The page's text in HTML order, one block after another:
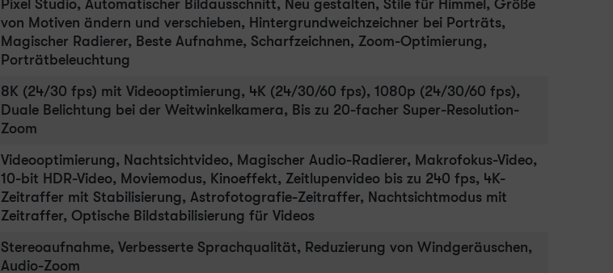
Pixel Studio, Automatischer Bildausschnitt, Neu gestalten, Stile für Himmel, Größe
von Motiven ändern und verschieben, Hintergrundweichzeichner bei Porträts,
Magischer Radierer, Beste Aufnahme, Scharfzeichnen, Zoom-Optimierung,
Porträtbeleuchtung
8K (24/30 fps) mit Videooptimierung, 4K (24/30/60 fps), 1080p (24/30/60 fps),
Duale Belichtung bei der Weitwinkelkamera, Bis zu 20-facher Super-Resolution-
Zoom
Videooptimierung, Nachtsichtvideo, Magischer Audio-Radierer, Makrofokus-Video,
10-bit HDR-Video, Moviemodus, Kinoeffekt, Zeitlupenvideo bis zu 240 fps, 4K-
Zeitraffer mit Stabilisierung, Astrofotografie-Zeitraffer, Nachtsichtmodus mit
Zeitraffer, Optische Bildstabilisierung für Videos
Stereoaufnahme, Verbesserte Sprachqualität, Reduzierung von Windgeräuschen,
Audio-Zoom